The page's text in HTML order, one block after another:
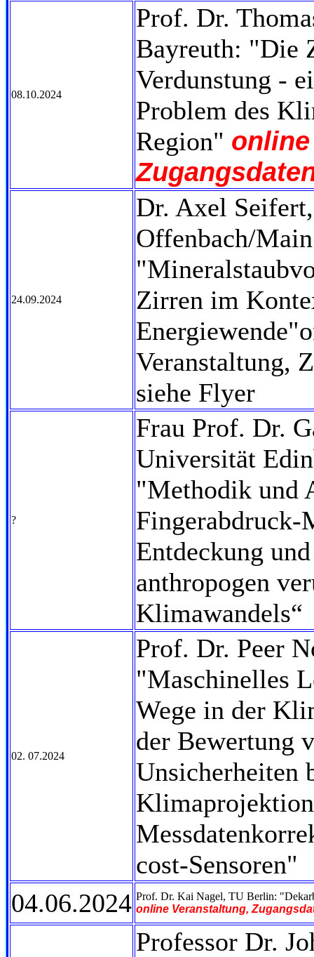
08.10.2024
Prof. Dr.
Bayreuth: "Die
Verdunstung -
Problem des
Region"
24.09.2024
Dr. Axel
Offenbach/
Zirren im
Veranstaltung,
siehe Flyer
?
Frau Prof. Dr.
Universität
"Methodik und
Fingerabdruck-
Entdeckung
anthropogen
Klimawandels“
02. 07.2024
Prof. Dr. Peer
"Maschinelles
Wege in der
der Bewertung
Unsicherheiten
cost-Sensoren"
04.06.2024 Prof. Dr. Kai Nagel, TU Berlin:
online Veranstaltung,
Professor Dr.